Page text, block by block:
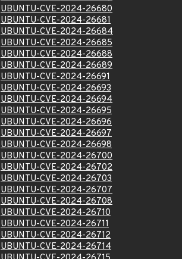
UBUNTU-CVE-2024-26680
UBUNTU-CVE-2024-26681
UBUNTU-CVE-2024-26684
UBUNTU-CVE-2024-26685
UBUNTU-CVE-2024-26688
UBUNTU-CVE-2024-26689
UBUNTU-CVE-2024-26691
UBUNTU-CVE-2024-26693
UBUNTU-CVE-2024-26694
UBUNTU-CVE-2024-26695
UBUNTU-CVE-2024-26696
UBUNTU-CVE-2024-26697
UBUNTU-CVE-2024-26698
UBUNTU-CVE-2024-26700
UBUNTU-CVE-2024-26702
UBUNTU-CVE-2024-26703
UBUNTU-CVE-2024-26707
UBUNTU-CVE-2024-26708
UBUNTU-CVE-2024-26710
UBUNTU-CVE-2024-26711
UBUNTU-CVE-2024-26712
UBUNTU-CVE-2024-26714